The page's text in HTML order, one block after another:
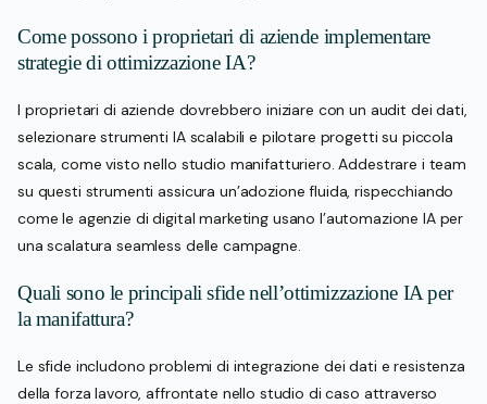
Come possono i proprietari di aziende implementare
strategie di ottimizzazione IA?
I proprietari di aziende dovrebbero iniziare con un audit dei dati,
selezionare strumenti IA scalabili e pilotare progetti su piccola
scala, come visto nello studio manifatturiero. Addestrare i team
su questi strumenti assicura un’adozione fluida, rispecchiando
come le agenzie di digital marketing usano l’automazione IA per
una scalatura seamless delle campagne.
Quali sono le principali sfide nell’ottimizzazione IA per
la manifattura?
Le sfide includono problemi di integrazione dei dati e resistenza
della forza lavoro, affrontate nello studio di caso attraverso